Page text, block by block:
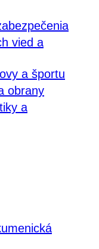
vied a
a športu
obrany
a